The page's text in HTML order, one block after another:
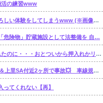
活の練習www
い体験をしてしまうwww (※画像あり)
危険物」貯蔵施設として法整備を 自…
かリビングで ひとり寝るようになってしまった・・・。【再】
線規制 本庄児玉IC〜藤岡JCT 渋滞距離 5.0km 通過時間 20 分
てくれない【再】